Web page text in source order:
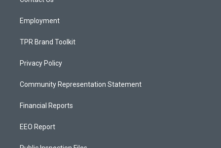
Employment
TPR Brand Toolkit
Privacy Policy
Community Representation Statement
Financial Reports
EEO Report